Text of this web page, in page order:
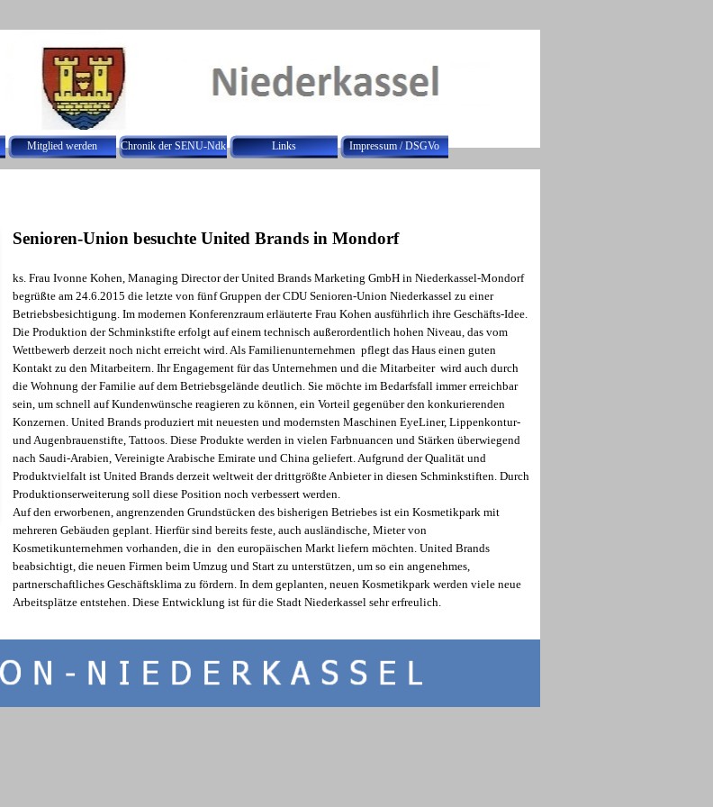
Menü überspringen
▼
Mitglied werden ▼
Chronik der SENU-Ndk ▼
Links Impressum / DSGVo
Senioren-Union besuchte United Brands in Mondorf
ks. Frau Ivonne Kohen, Managing Director der United Brands Marketing GmbH in Niederkassel-Mondorf
begrüßte am 24.6.2015 die letzte von fünf Gruppen der CDU Senioren-Union Niederkassel zu einer
Betriebsbesichtigung. Im modernen Konferenzraum erläuterte Frau Kohen ausführlich ihre Geschäfts-Idee.
Die Produktion der Schminkstifte erfolgt auf einem technisch außerordentlich hohen Niveau, das vom
Wettbewerb derzeit noch nicht erreicht wird. Als Familienunternehmen pflegt das Haus einen guten
Kontakt zu den Mitarbeitern. Ihr Engagement für das Unternehmen und die Mitarbeiter wird auch durch
die Wohnung der Familie auf dem Betriebsgelände deutlich. Sie möchte im Bedarfsfall immer erreichbar
sein, um schnell auf Kundenwünsche reagieren zu können, ein Vorteil gegenüber den konkurierenden
Konzernen. United Brands produziert mit neuesten und modernsten Maschinen EyeLiner, Lippenkontur-
und Augenbrauenstifte, Tattoos. Diese Produkte werden in vielen Farbnuancen und Stärken überwiegend
nach Saudi-Arabien, Vereinigte Arabische Emirate und China geliefert. Aufgrund der Qualität und
Produktvielfalt ist United Brands derzeit weltweit der drittgrößte Anbieter in diesen Schminkstiften. Durch
Produktionserweiterung soll diese Position noch verbessert werden.
Auf den erworbenen, angrenzenden Grundstücken des bisherigen Betriebes ist ein Kosmetikpark mit
mehreren Gebäuden geplant. Hierfür sind bereits feste, auch ausländische, Mieter von
Kosmetikunternehmen vorhanden, die in den europäischen Markt liefern möchten. United Brands
beabsichtigt, die neuen Firmen beim Umzug und Start zu unterstützen, um so ein angenehmes,
partnerschaftliches Geschäftsklima zu fördern. In dem geplanten, neuen Kosmetikpark werden viele neue
Arbeitsplätze entstehen. Diese Entwicklung ist für die Stadt Niederkassel sehr erfreulich.